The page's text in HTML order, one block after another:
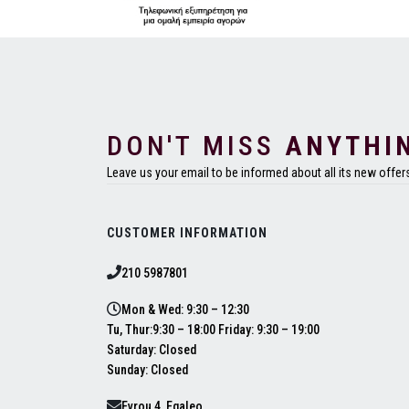
DON'T MISS
Leave us your email to be informed about all its new
CUSTOMER INFORMATION
210 5987801
Mon & Wed: 9:30 – 12:30
Tu, Thur:9:30 – 18:00 Friday: 9:30 – 19:00
Saturday: Closed
Sunday: Closed
Evrou 4, Egaleo